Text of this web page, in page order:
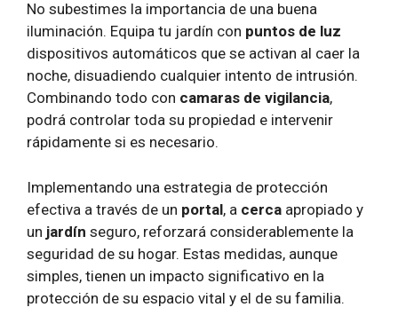
No subestimes la importancia de una buena
iluminación. Equipa tu jardín con puntos de luz
dispositivos automáticos que se activan al caer la
noche, disuadiendo cualquier intento de intrusión.
Combinando todo con camaras de vigilancia,
podrá controlar toda su propiedad e intervenir
rápidamente si es necesario.
Implementando una estrategia de protección
efectiva a través de un portal, a cerca apropiado y
un jardín seguro, reforzará considerablemente la
seguridad de su hogar. Estas medidas, aunque
simples, tienen un impacto significativo en la
protección de su espacio vital y el de su familia.